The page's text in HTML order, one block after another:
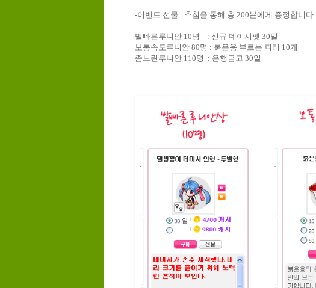
-이벤트 선물 : 추첨을 통해 총 200분에게 증정합니다.
발빠른루니안 10명 : 신규 데이시펫 30일
보통속도루니안 80명 : 붉은용 부르는 피리 10개
좀느린루니안 110명 : 은행금고 30일